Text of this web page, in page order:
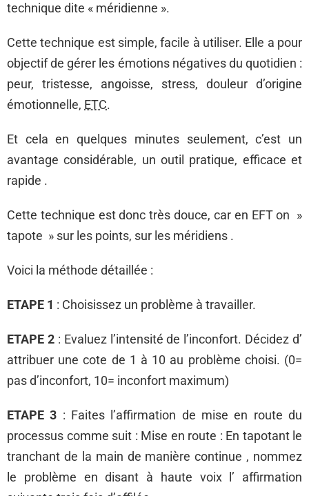
technique dite « méridienne ».
Cette technique est simple, facile à utiliser. Elle a pour
objectif de gérer les émotions négatives du quotidien :
peur, tristesse, angoisse, stress, douleur d’origine
émotionnelle, ETC.
Et cela en quelques minutes seulement, c’est un
avantage considérable, un outil pratique, efficace et
rapide .
Cette technique est donc très douce, car en EFT on »
tapote » sur les points, sur les méridiens .
Voici la méthode détaillée :
ETAPE 1 : Choisissez un problème à travailler.
ETAPE 2: Evaluez l’intensité de l’inconfort. Décidez d’
attribuer une cote de 1 à 10 au problème choisi. (0=
pas d’inconfort, 10= inconfort maximum)
ETAPE 3 : Faites l’affirmation de mise en route du
processus comme suit : Mise en route : En tapotant le
tranchant de la main de manière continue , nommez
le problème en disant à haute voix l’ affirmation